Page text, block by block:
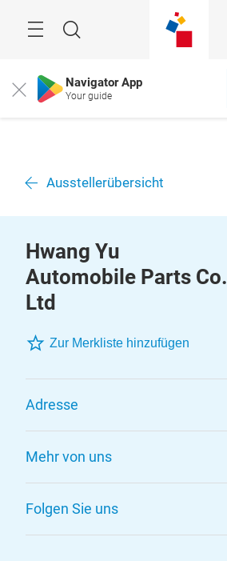
Suche
Close Navigator App
Your guide
Ausstellerübersicht
Hwang Yu
Automobile Parts Co.
Ltd
Zur Merkliste hinzufügen
Adresse
Mehr von uns
Folgen Sie uns